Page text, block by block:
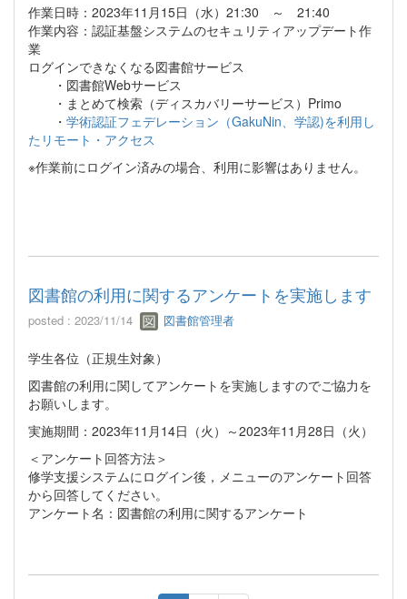
作業日時：2023年11月15日（水）21:30 ～ 21:40
作業内容：認証基盤システムのセキュリティアップデート作
業
ログインできなくなる図書館サービス
・図書館Webサービス
・まとめて検索（ディスカバリーサービス）Primo
・ 学術認証フェデレーション（GakuNin、学認)を利用し
たリモート・アクセス
※作業前にログイン済みの場合、利用に影響はありません。
図書館の利用に関するアンケートを実施します
posted : 2023/11/14 図書館管理者
学生各位（正規生対象）
図書館の利用に関してアンケートを実施しますのでご協力を
お願いします。
実施期間：2023年11月14日（火）～2023年11月28日（火）
＜アンケート回答方法＞
修学支援システムにログイン後，メニューのアンケート回答
から回答してください。
アンケート名：図書館の利用に関するアンケート